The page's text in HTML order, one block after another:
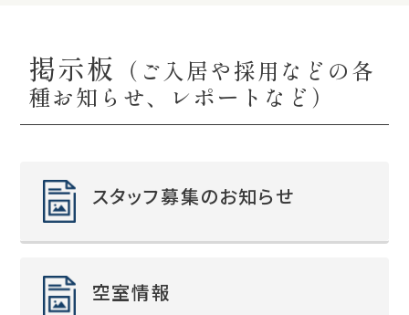
掲示板 （ご入居や採用などの各
種お知らせ、レポートなど）
スタッフ募集のお知らせ
空室情報